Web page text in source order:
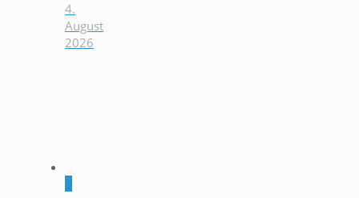
4.
August
2026